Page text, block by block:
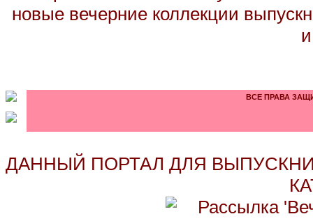
новые вечерние коллекции
ВСЕ ПРАВА
ДАННЫЙ ПОРТАЛ ДЛЯ